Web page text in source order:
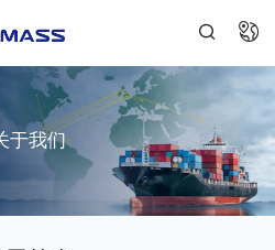
 
于我们